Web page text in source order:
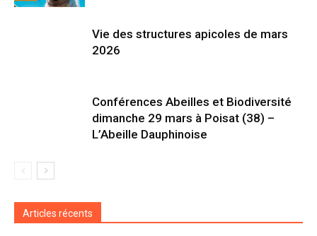
Vie des structures apicoles de mars
2026
Conférences Abeilles et Biodiversité
dimanche 29 mars à Poisat (38) –
L’Abeille Dauphinoise
Articles récents